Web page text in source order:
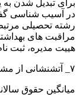
در آسیب شناسی
رشته تحصیلی
هییت مدیره، ثبت
۷_ آتشنشانی از مشاغل پر درآمد در کانادا
میانگین حقوق سالانه: ۱۴۰,۸۸۵